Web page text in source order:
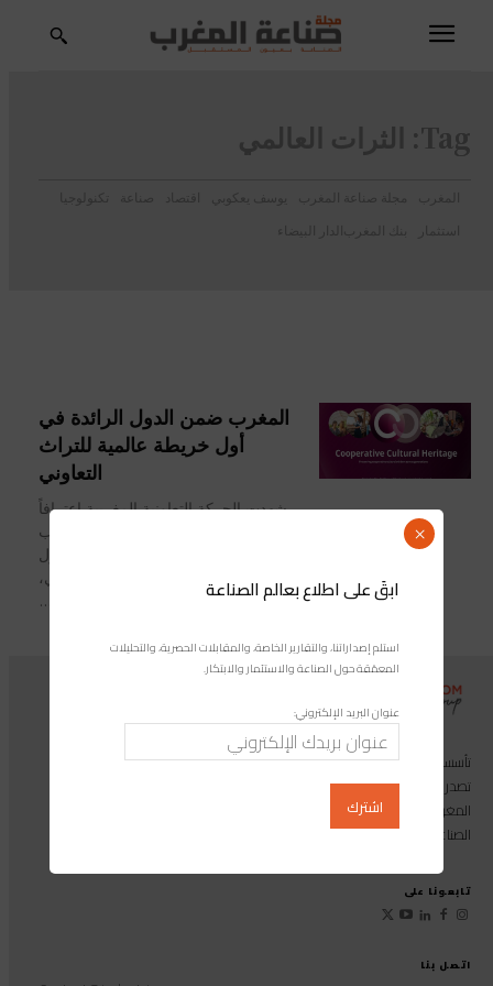
Tag: الثرات العالمي
المغرب مجلة صناعة المغرب يوسف يعكوبي اقتصاد صناعة
تكنولوجيا
استثمار
بنك المغرب الدار البيضاء
المغرب ضمن الدول الرائدة في
أول خريطة عالمية للتراث
التعاوني
شهدت الحركة التعاونية المغربية اعترافاً
دولياً جديداً، بعد الإعلان عن تصنيف المغرب
ضمن أوائل الدول المدرجة على أول
خريطة عالمية للتراث الثقافي التعاوني،
التي...
اتصل بنا
تأسست مجموعة إندوستريكوم عام 2013، وهي مجموعة إعلامية متخصصة
تصدر المجلة الرائدة المخصصة للصناعة والاستثمار والابتكار: مجلة «صناعة
المغرب»، بالإضافة إلى أول منصة رقمية موجهة لخدمة المهنيين في القطاع
الصناعي.
تابعونا على
ابقَ على اطلاع بعالم الصناعة
استلم إصداراتنا، والتقارير الخاصة، والمقابلات الحصرية، والتحليلات
المعمّقة حول الصناعة والاستثمار والابتكار.
عنوان البريد الإلكتروني:
×